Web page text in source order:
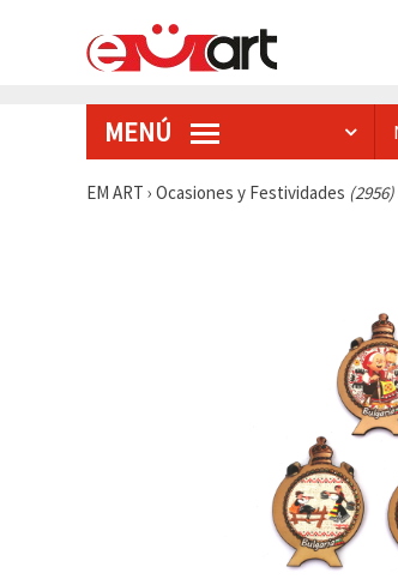
MENÚ
EM ART › Ocasiones y Festividades (2956)